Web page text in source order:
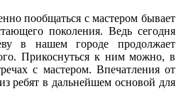
пообщаться с мастером бывает
поколения. Ведь сегодня
в нашем городе продолжает
Прикоснуться к ним можно, в
с мастером. Впечатления от
ребят в дальнейшем основой для